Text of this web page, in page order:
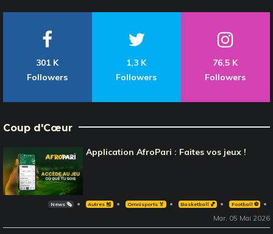
301 K
Followers
1,3 K
Followers
76,5 K
Followers
Coup d'Cœur
Application AfroPari : Faites vos jeux !
News 🗞️ Autres 🎽 Omnisports 🏅 Basketball 🏀 Football ⚽️
Mar, 05 Mai 2026